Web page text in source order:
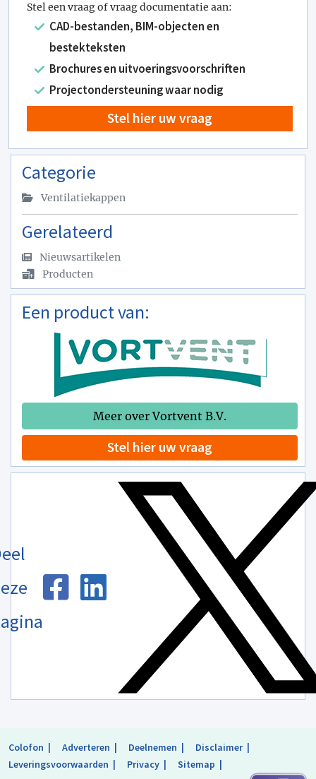
Stel een vraag of vraag documentatie aan:
CAD-bestanden, BIM-objecten en
bestekteksten
Brochures en uitvoeringsvoorschriften
Projectondersteuning waar nodig
Stel hier uw vraag
Categorie
Ventilatiekappen
Gerelateerd
Nieuwsartikelen
Producten
Een product van:
Meer over Vortvent B.V.
Stel hier uw vraag
Colofon Adverteren Deelnemen
Disclaimer
Leveringsvoorwaarden
Privacy Sitemap